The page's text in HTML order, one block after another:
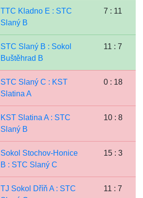
TTC Kladno E : STC
Slaný B
7 : 11
STC Slaný B : Sokol
Buštěhrad B
11 : 7
STC Slaný C : KST
Slatina A
0 : 18
KST Slatina A : STC
Slaný B
10 : 8
Sokol Stochov-Honice
B : STC Slaný C
15 : 3
TJ Sokol Dříň A : STC
11 : 7